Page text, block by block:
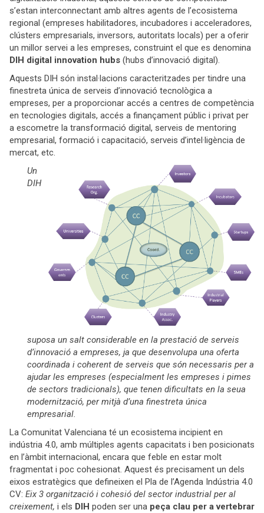
s’estan interconnectant amb altres agents de l’ecosistema
regional (empreses habilitadores, incubadores i acceleradores,
clústers empresarials, inversors, autoritats locals) per a oferir
un millor servei a les empreses, construint el que es denomina
DIH digital innovation hubs (hubs d’innovació digital).
Aquests DIH són instal·lacions caracteritzades per tindre una
finestreta única de serveis d’innovació tecnològica a
empreses, per a proporcionar accés a centres de competència
en tecnologies digitals, accés a finançament públic i privat per
a escometre la transformació digital, serveis de mentoring
empresarial, formació i capacitació, serveis d’intel·ligència de
mercat, etc.
Un
DIH
suposa un salt considerable en la prestació de serveis
d’innovació a empreses, ja que desenvolupa una oferta
coordinada i coherent de serveis que són necessaris per a
ajudar les empreses (especialment les empreses i pimes
de sectors tradicionals), que tenen dificultats en la seua
modernització, per mitjà d’una finestreta única
empresarial.
La Comunitat Valenciana té un ecosistema incipient en
indústria 4.0, amb múltiples agents capacitats i ben posicionats
en l’àmbit internacional, encara que feble en estar molt
fragmentat i poc cohesionat. Aquest és precisament un dels
eixos estratègics que defineixen el Pla de l’Agenda Indústria 4.0
CV: Eix 3 organització i cohesió del sector industrial per al
creixement, i els DIH poden ser una peça clau per a vertebrar